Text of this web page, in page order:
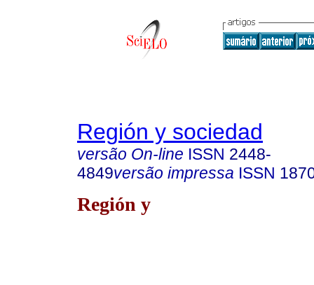
Región y sociedad
versão On-line ISSN 2448-
4849versão impressa ISSN
Región y